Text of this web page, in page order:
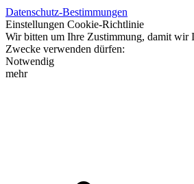
Datenschutz-Bestimmungen
Einstellungen Cookie-Richtlinie
Wir bitten um Ihre Zustimmung, damit wir
Zwecke verwenden dürfen:
Notwendig
mehr